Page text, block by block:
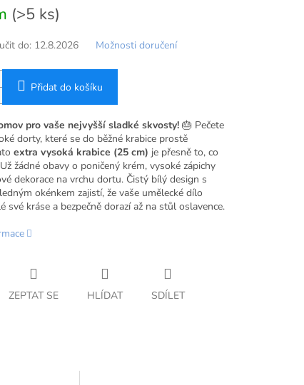
(>5 ks)
do: 12.8.2026 Možnosti doručení
Přidat do košíku
pro vaše nejvyšší sladké skvosty!🎂 Pečete
dorty, které se do běžné krabice prostě
extra vysoká krabice (25 cm) je přesně to, co
žádné obavy o poničený krém, vysoké zápichy
dekorace na vrchu dortu. Čistý bílý design s
okénkem zajistí, že vaše umělecké dílo
své kráse a bezpečně dorazí až na stůl oslavence.
ZEPTAT SE HLÍDAT SDÍLET